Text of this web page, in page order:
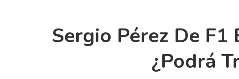
Sergio Pérez De F1
¿Podrá